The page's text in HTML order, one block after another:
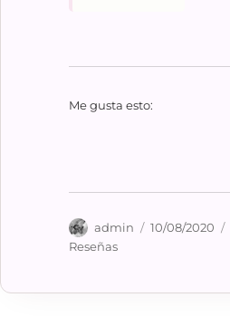
Me gusta esto:
Autor
admin
Publicado
10/08/2020
Reseñas